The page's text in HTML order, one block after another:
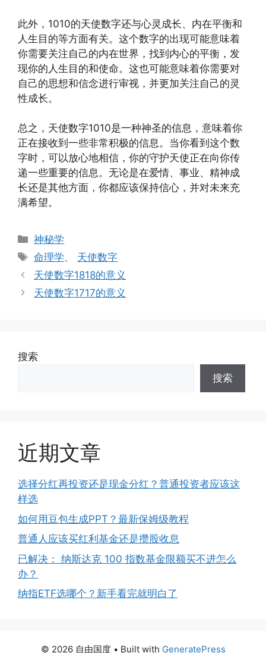
此外，1010的天使数字还与心灵成长、内在平衡和
人生目的等方面有关。这个数字的出现可能意味着
你需要关注自己的内在世界，找到内心的平衡，发
现你的人生目的和使命。这也可能意味着你需要对
自己的思想和信念进行审视，并更加关注自己的灵
性成长。
总之，天使数字1010是一种神圣的信息，意味着你
正在接收到一些非常积极的信息。当你看到这个数
字时，可以放心地相信，你的守护天使正在向你传
递一些重要的信息。无论是在爱情、事业、精神成
长还是其他方面，你都应该保持信心，并对未来充
满希望。
分
类
神秘学
标
签
命理学、 天使数字
天使数字1818的意义
天使数字1717的意义
搜索
搜索
近期文章
选择分红再投资还是现金分红？普通投资者应该这
样选
如何用豆包生成PPT？最新保姆级教程
普通人应该买红利基金还是攒股收息
已解决： 纳斯达克 100 指数基金限额买不进怎么
办？
纳指ETF选哪个？新手看完就明白了
© 2026 自由国度• Built with GeneratePress